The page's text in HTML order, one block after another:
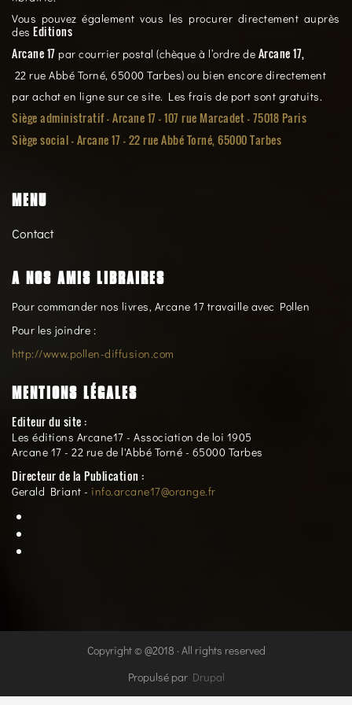
Vous pouvez également vous les procurer directement auprès
des Editions
Arcane 17 par courrier postal (chèque à l’ordre de Arcane 17,
22 rue Abbé Torné, 65000 Tarbes) ou bien encore directement
par achat en ligne sur ce site. Les frais de port sont gratuits.
Siège administratif - Arcane 17 - 107 rue Marcadet - 75018 Paris
Siège social -Arcane 17 - 22 rue Abbé Torné, 65000 Tarbes
MENU
Contact
A NOS AMIS LIBRAIRES
Pour commander nos livres, Arcane 17 travaille avec Pollen
Pour les joindre :
http://www.pollen-diffusion.com
MENTIONS LÉGALES
Editeur du site :
Les éditions Arcane17 - Association de loi 1905
Arcane 17 - 22 rue de l'Abbé Torné - 65000 Tarbes
Directeur de la Publication :
Gerald Briant - info.arcane17@orange.fr
Copyright © @2018 · All rights reserved
Propulsé par Drupal